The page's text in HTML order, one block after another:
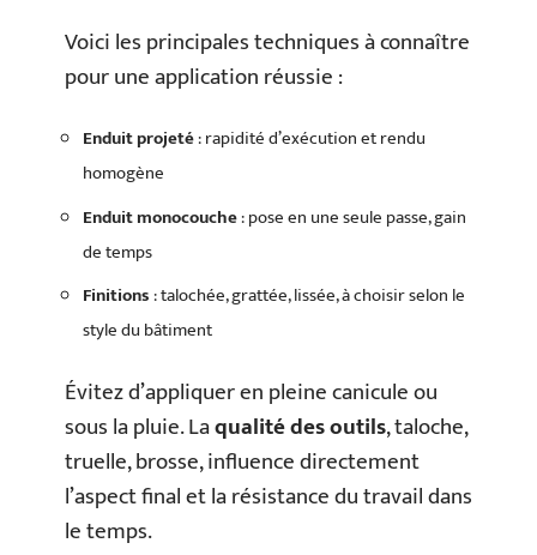
Voici les principales techniques à connaître
pour une application réussie :
Enduit projeté: rapidité d’exécution et rendu
homogène
Enduit monocouche: pose en une seule passe, gain
de temps
Finitions: talochée, grattée, lissée, à choisir selon le
style du bâtiment
Évitez d’appliquer en pleine canicule ou
sous la pluie. Laqualité des outils, taloche,
truelle, brosse, influence directement
l’aspect final et la résistance du travail dans
le temps.